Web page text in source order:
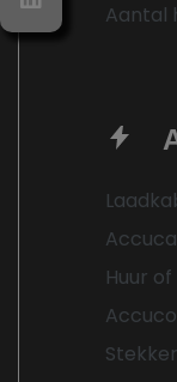
Aantal
Huur